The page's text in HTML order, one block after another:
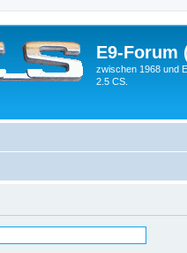
E9-Forum
zwischen 1968 und
2.5 CS.